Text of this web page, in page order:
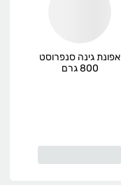
אפונת גינה סנפרוסט
800 גרם